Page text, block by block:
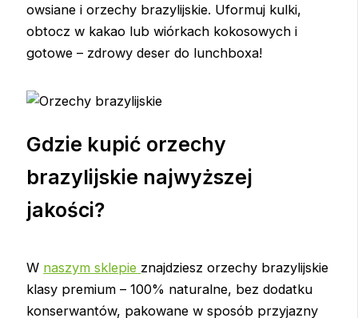
owsiane i orzechy brazylijskie. Uformuj kulki,
obtocz w kakao lub wiórkach kokosowych i
gotowe – zdrowy deser do lunchboxa!
Gdzie kupić orzechy
brazylijskie najwyższej
jakości?
W naszym sklepie znajdziesz orzechy brazylijskie
klasy premium – 100% naturalne, bez dodatku
konserwantów, pakowane w sposób przyjazny